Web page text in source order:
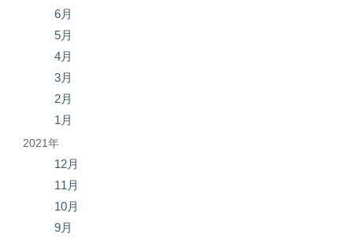
6月
5月
4月
3月
2月
1月
2021年
12月
11月
10月
9月